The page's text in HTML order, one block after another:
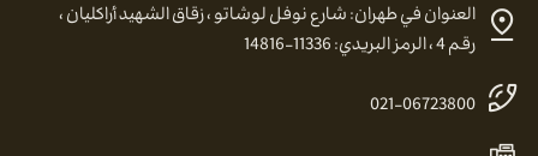
العنوان في طهران: شارع نوفل لوشاتو ، زقاق الشهيد أراكليان ،
رقم 4 ، الرمز البريدي: 11336-14816
021-06723800